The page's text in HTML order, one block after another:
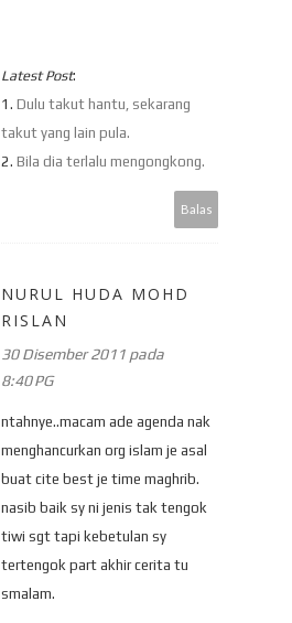
Latest Post:
1. Dulu takut hantu, sekarang
takut yang lain pula.
2. Bila dia terlalu mengongkong.
Balas
NURUL HUDA MOHD
RISLAN
30 Disember 2011 pada
8:40 PG
ntahnye..macam ade agenda nak
menghancurkan org islam je asal
buat cite best je time maghrib.
nasib baik sy ni jenis tak tengok
tiwi sgt tapi kebetulan sy
tertengok part akhir cerita tu
smalam.